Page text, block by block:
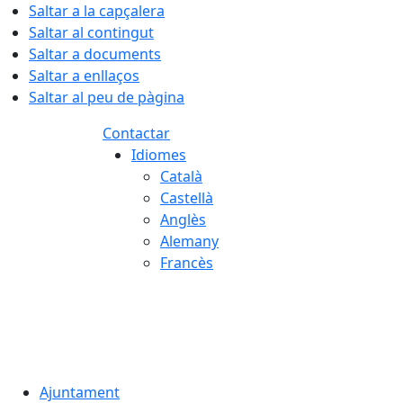
Saltar a la capçalera
Saltar al contingut
Saltar a documents
Saltar a enllaços
Saltar al peu de pàgina
Contactar
Idiomes
Català
Castellà
Anglès
Alemany
Francès
Ajuntament